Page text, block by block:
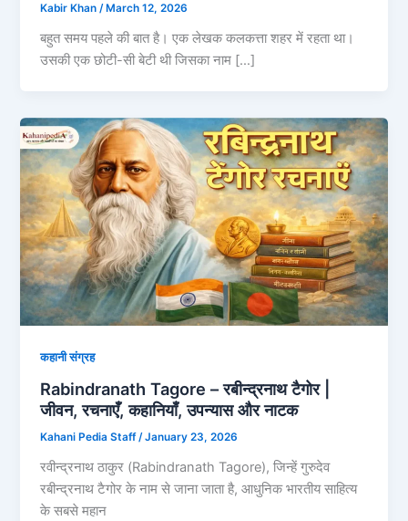
Kabir Khan /March 12, 2026
बहुत समय पहले की बात है। एक लेखक कलकत्ता शहर में रहता था।
उसकी एक छोटी-सी बेटी थी जिसका नाम […]
कहानी संग्रह
Rabindranath Tagore – रबीन्द्रनाथ टैगोर |
जीवन, रचनाएँ, कहानियाँ, उपन्यास और नाटक
Kahani Pedia Staff/January 23, 2026
रवीन्द्रनाथ ठाकुर (Rabindranath Tagore), जिन्हें गुरुदेव
रबीन्द्रनाथ टैगोर के नाम से जाना जाता है, आधुनिक भारतीय साहित्य
के सबसे महान